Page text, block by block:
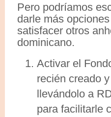
Pero podríamos
darle más
satisfacer otros
dominicano.
Activar el
recién creado
llevándolo a
para facilitarle